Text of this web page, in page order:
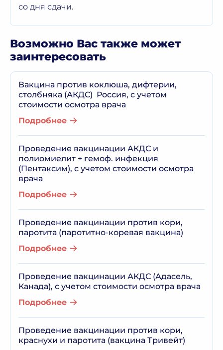
со дня сдачи.
Возможно Вас также может
заинтересовать
Вакцина против коклюша, дифтерии,
столбняка (АКДС) Россия, с учетом
стоимости осмотра врача
Подробнее
Проведение вакцинации АКДС и
полиомиелит + гемоф. инфекция
(Пентаксим), с учетом стоимости осмотра
врача
Подробнее
Проведение вакцинации против кори,
паротита (паротитно-коревая вакцина)
Подробнее
Проведение вакцинации АКДС (Адасель,
Канада), с учетом стоимости осмотра врача
Подробнее
Проведение вакцинации против кори,
краснухи и паротита (вакцина Тривейт)